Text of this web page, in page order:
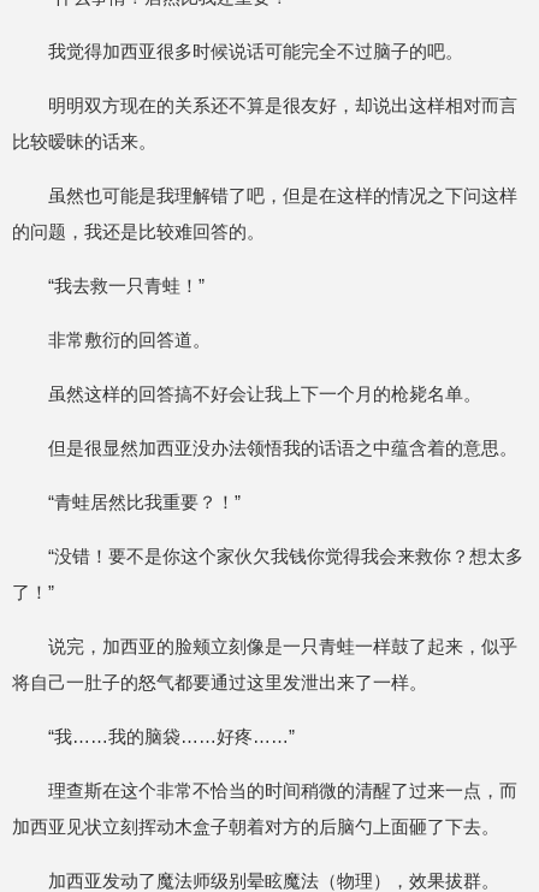
我觉得加西亚很多时候说话可能完全不过脑子的吧。
明明双方现在的关系还不算是很友好，却说出这样相对而言
比较暧昧的话来。
虽然也可能是我理解错了吧，但是在这样的情况之下问这样
的问题，我还是比较难回答的。
“我去救一只青蛙！”
非常敷衍的回答道。
虽然这样的回答搞不好会让我上下一个月的枪毙名单。
但是很显然加西亚没办法领悟我的话语之中蕴含着的意思。
“青蛙居然比我重要？！”
“没错！要不是你这个家伙欠我钱你觉得我会来救你？想太多
了！”
说完，加西亚的脸颊立刻像是一只青蛙一样鼓了起来，似乎
将自己一肚子的怒气都要通过这里发泄出来了一样。
“我……我的脑袋……好疼……”
理查斯在这个非常不恰当的时间稍微的清醒了过来一点，而
加西亚见状立刻挥动木盒子朝着对方的后脑勺上面砸了下去。
加西亚发动了魔法师级别晕眩魔法（物理），效果拔群。